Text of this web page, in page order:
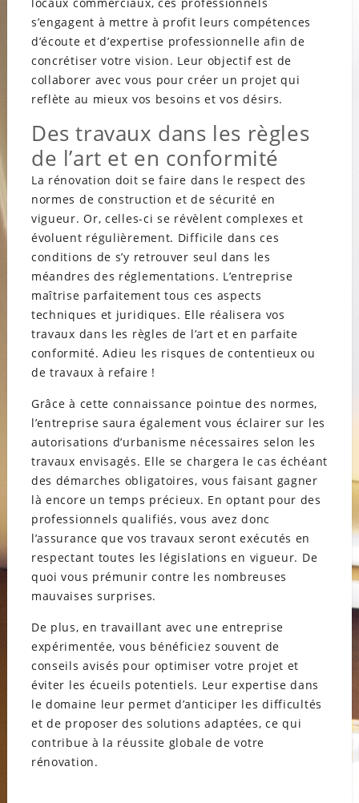
s’engagent à mettre à profit leurs compétences
d’écoute et d’expertise professionnelle afin de
concrétiser votre vision. Leur objectif est de
collaborer avec vous pour créer un projet qui
reflète au mieux vos besoins et vos désirs.
Des travaux dans les règles
de l’art et en conformité
La rénovation doit se faire dans le respect des
normes de construction et de sécurité en
vigueur. Or, celles-ci se révèlent complexes et
évoluent régulièrement. Difficile dans ces
conditions de s’y retrouver seul dans les
méandres des réglementations. L’entreprise
maîtrise parfaitement tous ces aspects
techniques et juridiques. Elle réalisera vos
travaux dans les règles de l’art et en parfaite
conformité. Adieu les risques de contentieux ou
de travaux à refaire !
Grâce à cette connaissance pointue des normes,
l’entreprise saura également vous éclairer sur les
autorisations d’urbanisme nécessaires selon les
travaux envisagés. Elle se chargera le cas échéant
des démarches obligatoires, vous faisant gagner
là encore un temps précieux. En optant pour des
professionnels qualifiés, vous avez donc
l’assurance que vos travaux seront exécutés en
respectant toutes les législations en vigueur. De
quoi vous prémunir contre les nombreuses
mauvaises surprises.
De plus, en travaillant avec une entreprise
expérimentée, vous bénéficiez souvent de
conseils avisés pour optimiser votre projet et
éviter les écueils potentiels. Leur expertise dans
le domaine leur permet d’anticiper les difficultés
et de proposer des solutions adaptées, ce qui
contribue à la réussite globale de votre
rénovation.